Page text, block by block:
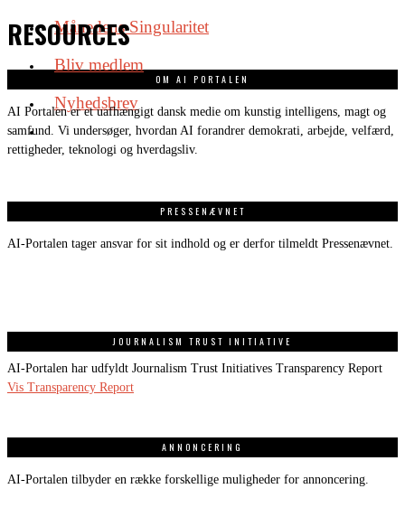
Månedens Singularitet
Bliv medlem
Nyhedsbrev
RESOURCES
OM AI PORTALEN
AI Portalen er et uafhængigt dansk medie om kunstig intelligens, magt og
samfund. Vi undersøger, hvordan AI forandrer demokrati, arbejde, velfærd,
rettigheder, teknologi og hverdagsliv.
PRESSENÆVNET
AI-Portalen tager ansvar for sit indhold og er derfor tilmeldt Pressenævnet.
JOURNALISM TRUST INITIATIVE
AI-Portalen har udfyldt Journalism Trust Initiatives Transparency Report
Vis Transparency Report
ANNONCERING
AI-Portalen tilbyder en række forskellige muligheder for annoncering.